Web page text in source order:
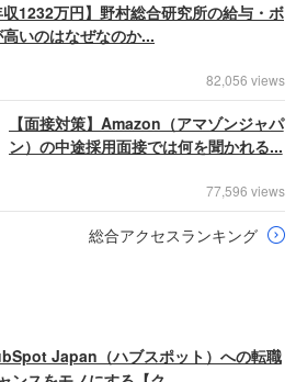
収1232万円】野村総合研究所の給与・ボ
いのはなぜなのか...
82,056 views
【面接対策】Amazon（アマゾンジャパ
ン）の中途採用面接では何を聞かれる...
77,596 views
総合アクセスランキング
Japan（ハブスポット）への転職